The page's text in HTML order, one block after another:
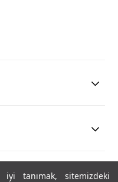
tanımak, sitemizdeki